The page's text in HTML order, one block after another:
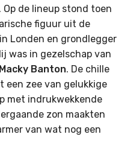
de lineup stond toen
figuur uit de
Londen en grondlegger
was in gezelschap van
Macky Banton. De chille
een zee van gelukkige
met indrukwekkende
zon maakten
van wat nog een